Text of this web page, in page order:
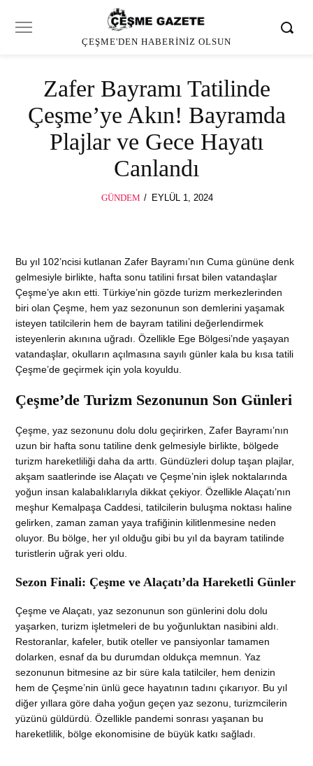
ÇEŞME'DEN HABERINIZ OLSUN
Zafer Bayramı Tatilinde
Çeşme’ye Akın! Bayramda
Plajlar ve Gece Hayatı
Canlandı
GÜNDEM
POSTED
EYLÜL 1, 2024
Bu yıl 102’ncisi kutlanan Zafer Bayramı’nın Cuma gününe denk
gelmesiyle birlikte, hafta sonu tatilini fırsat bilen vatandaşlar
Çeşme’ye akın etti. Türkiye’nin gözde turizm merkezlerinden
biri olan Çeşme, hem yaz sezonunun son demlerini yaşamak
isteyen tatilcilerin hem de bayram tatilini değerlendirmek
isteyenlerin akınına uğradı. Özellikle Ege Bölgesi’nde yaşayan
vatandaşlar, okulların açılmasına sayılı günler kala bu kısa tatili
Çeşme’de geçirmek için yola koyuldu.
Çeşme’de Turizm Sezonunun Son Günleri
Çeşme, yaz sezonunu dolu dolu geçirirken, Zafer Bayramı’nın
uzun bir hafta sonu tatiline denk gelmesiyle birlikte, bölgede
turizm hareketliliği daha da arttı. Gündüzleri dolup taşan plajlar,
akşam saatlerinde ise Alaçatı ve Çeşme’nin işlek noktalarında
yoğun insan kalabalıklarıyla dikkat çekiyor. Özellikle Alaçatı’nın
meşhur Kemalpaşa Caddesi, tatilcilerin buluşma noktası haline
gelirken, zaman zaman yaya trafiğinin kilitlenmesine neden
oluyor. Bu bölge, her yıl olduğu gibi bu yıl da bayram tatilinde
turistlerin uğrak yeri oldu.
Sezon Finali: Çeşme ve Alaçatı’da Hareketli Günler
Çeşme ve Alaçatı, yaz sezonunun son günlerini dolu dolu
yaşarken, turizm işletmeleri de bu yoğunluktan nasibini aldı.
Restoranlar, kafeler, butik oteller ve pansiyonlar tamamen
dolarken, esnaf da bu durumdan oldukça memnun. Yaz
sezonunun bitmesine az bir süre kala tatilciler, hem denizin
hem de Çeşme’nin ünlü gece hayatının tadını çıkarıyor. Bu yıl
diğer yıllara göre daha yoğun geçen yaz sezonu, turizmcilerin
yüzünü güldürdü. Özellikle pandemi sonrası yaşanan bu
hareketlilik, bölge ekonomisine de büyük katkı sağladı.